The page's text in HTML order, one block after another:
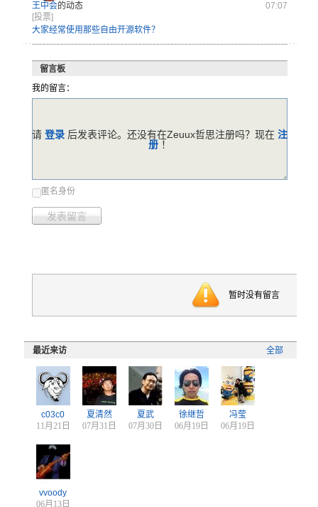
王中会的动态
07:07
[投票]
大家经常使用那些自由开源软件？
留言板
我的留言：
匿名身份
发表留言
请 登录 后发表评论。还没有在Zeuux哲思注册吗？现在 注
册 ！
暂时没有留言
全部
最近来访
c03c0
11月21日
夏清然
07月31日
夏武
07月30日
徐继哲
06月19日
冯莹
06月19日
vvoody
06月13日